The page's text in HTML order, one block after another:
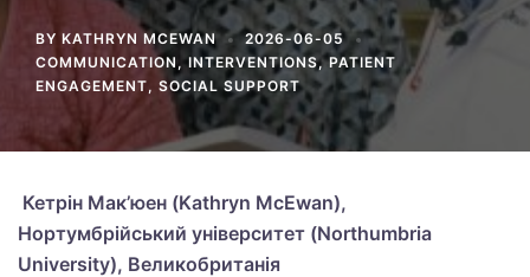
BY KATHRYN MCEWAN
2026-06-05
COMMUNICATION,INTERVENTIONS,PATIENT
ENGAGEMENT, SOCIAL SUPPORT
Кетрін Мак’юен (Kathryn McEwan),
Нортумбрійський університет (Northumbria
University), Великобританія